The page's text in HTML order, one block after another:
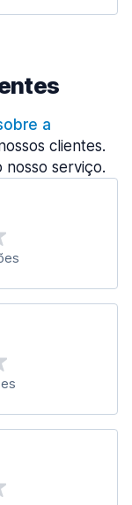
a
clientes.
nosso serviço.